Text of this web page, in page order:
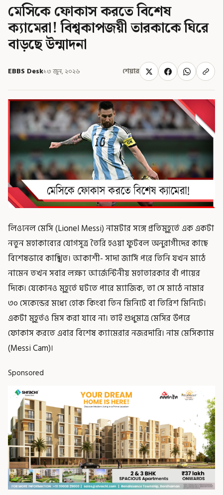
মেসিকে ফোকাস করতে বিশেষ
ক্যামেরা! বিশ্বকাপজয়ী তারকাকে ঘিরে
বাড়ছে উন্মাদনা
EBBS Desk১৩ জুন, ২০২৬ শেয়ার
লিওনেল মেসি (Lionel Messi) নামটার সঙ্গে প্রতিমুহূর্তে এক একটা
নতুন মহাকাব্যের যোগসূত্র তৈরি হওয়া ফুটবল অনুরাগীদের কাছে
বিশেষভাবে কাঙ্খিত। আকাশী- সাদা জার্সি পরে তিনি যখন মাঠে
নামেন তখন সবার লক্ষ্য আর্জেন্টিনীয় মহাতারকার বাঁ পায়ের
দিকে। যেকোনও মুহূর্তে ঘটতে পারে ম্যাজিক, তা সে মাঠে নামার
৩০ সেকেন্ডের মধ্যে হোক কিংবা তিন মিনিটে বা তিরিশ মিনিটে।
একটা মুহূর্তও মিস করা যাবে না। তাই শুধুমাত্র মেসির উপরে
ফোকাস করতে এবার বিশেষ ক্যামেরার নজরদারি। নাম মেসিক্যাম
(Messi Cam)।
Sponsored